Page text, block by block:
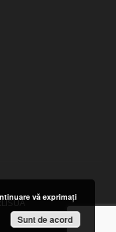
vă exprimaţi
Sunt de acord